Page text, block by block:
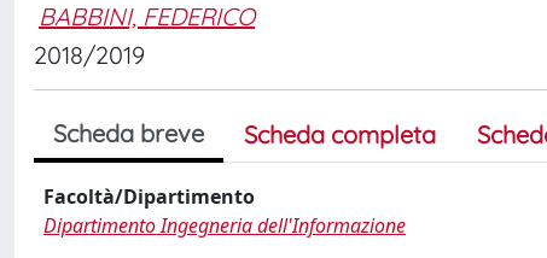
BABBINI, FEDERICO
2018/2019
Scheda breve Scheda completa
Facoltà/Dipartimento
Dipartimento Ingegneria dell'Informazione